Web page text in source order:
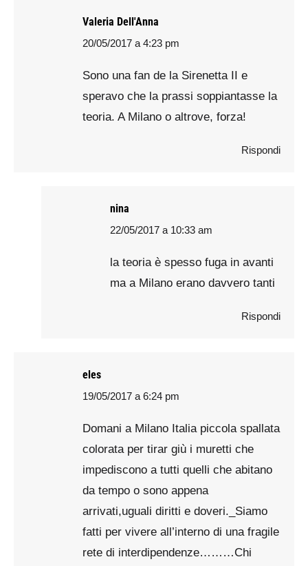
Valeria Dell'Anna
says:
20/05/2017 a 4:23 pm
Sono una fan de la Sirenetta II e
speravo che la prassi soppiantasse la
teoria. A Milano o altrove, forza!
Rispondi
nina
says:
22/05/2017 a 10:33 am
la teoria è spesso fuga in avanti
ma a Milano erano davvero tanti
Rispondi
eles
says:
19/05/2017 a 6:24 pm
Domani a Milano Italia piccola spallata
colorata per tirar giù i muretti che
impediscono a tutti quelli che abitano
da tempo o sono appena
arrivati,uguali diritti e doveri._Siamo
fatti per vivere all’interno di una fragile
rete di interdipendenze………Chi